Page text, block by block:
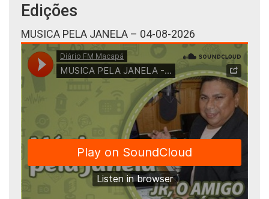
Edições
MUSICA PELA JANELA – 04-08-2026